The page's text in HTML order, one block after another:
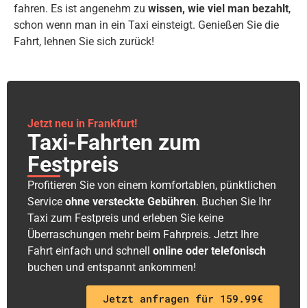
fahren. Es ist angenehm zu wissen, wie viel man bezahlt,
schon wenn man in ein Taxi einsteigt. Genießen Sie die
Fahrt, lehnen Sie sich zurück!
Jetzt neu in Frankfurt!
Taxi-Fahrten zum
Festpreis
Profitieren Sie von einem komfortablen, pünktlichen
Service ohne versteckte Gebühren. Buchen Sie Ihr
Taxi zum Festpreis und erleben Sie keine
Überraschungen mehr beim Fahrpreis. Jetzt Ihre
Fahrt einfach und schnell online oder telefonisch
buchen und entspannt ankommen!
Jetzt anfragen für 159.99€